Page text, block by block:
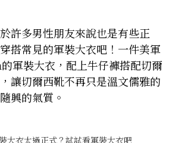
許多男性朋友來說也是有些正
搭常見的軍裝大衣吧！一件美軍
軍裝大衣，配上牛仔褲搭配切爾
讓切爾西靴不再只是溫文儒雅的
興的氣質。